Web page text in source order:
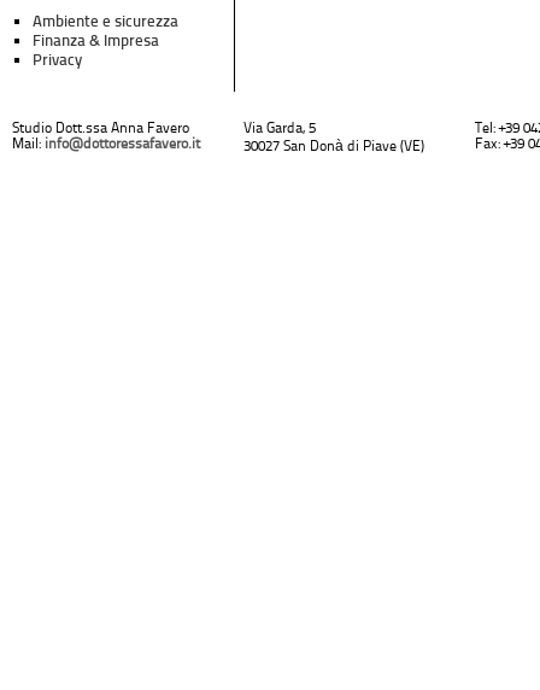
Ambiente e sicurezza
Finanza & Impresa
Privacy
Studio Dott.ssa Anna Favero
Mail: info@dottoressafavero.it
Via Garda, 5
30027 San Donà di Piave (VE)
Tel: +39
Fax: +39